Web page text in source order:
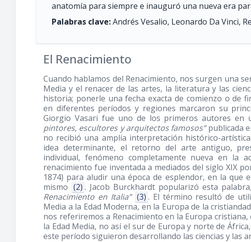
anatomía para siempre e inauguró una nueva era
Palabras clave:Andrés Vesalio, Leonardo Da Vinci,
El Renacimiento
Cuando hablamos del Renacimiento, nos surgen una
Media y el renacer de las artes, la literatura y las
historia; ponerle una fecha exacta de comienzo o de
en diferentes períodos y regiones marcaron su
Giorgio Vasari fue uno de los primeros autores en
pintores, escultores y arquitectos famosos”publicada
no recibió una amplia interpretación histórico-
idea determinante, el retorno del arte antiguo,
individual, fenómeno completamente nueva en la
renacimiento fue inventada a mediados del siglo XIX
1874) para aludir una época de esplendor, en la que
mismo (2) . Jacob Burckhardt popularizó esta
Renacimiento en Italia” (3) . El término resultó de
Media a la Edad Moderna, en la Europa de la
nos referiremos a Renacimiento en la Europa
la Edad Media, no así el sur de Europa y norte de
este período siguieron desarrollando las ciencias y las